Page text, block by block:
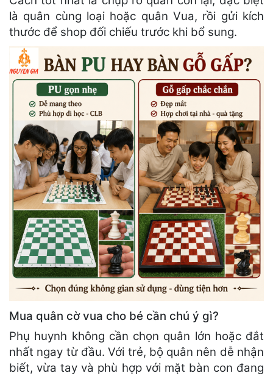
là quân cùng loại hoặc quân Vua, rồi gửi kích
thước để shop đối chiếu trước khi bổ sung.
Mua quân cờ vua cho bé cần chú ý gì?
Phụ huynh không cần chọn quân lớn hoặc đắt
nhất ngay từ đầu. Với trẻ, bộ quân nên dễ nhận
biết, vừa tay và phù hợp với mặt bàn con đang